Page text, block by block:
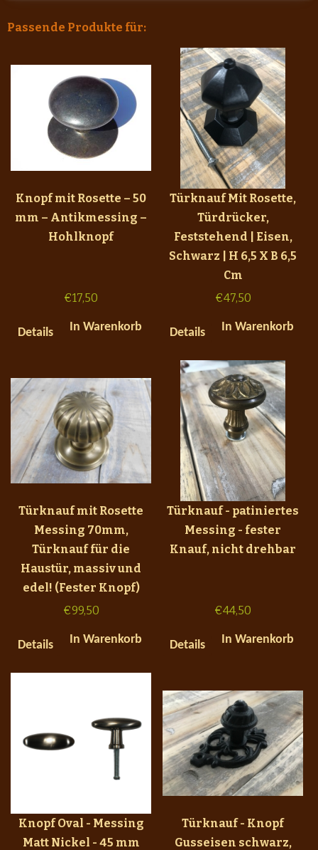
Passende Produkte für:
Knopf mit Rosette – 50
mm – Antikmessing –
Hohlknopf
€17,50
Details In Warenkorb
Türknauf Mit Rosette,
Türdrücker,
Feststehend | Eisen,
Schwarz | H 6,5 X B 6,5
Cm
€47,50
Details In Warenkorb
Türknauf mit Rosette
Messing 70mm,
Türknauf für die
Haustür, massiv und
edel! (Fester Knopf)
€99,50
Details In Warenkorb
Türknauf - patiniertes
Messing - fester
Knauf, nicht drehbar
€44,50
Details In Warenkorb
Knopf Oval - Messing
Matt Nickel - 45 mm
Türknauf - Knopf
Gusseisen schwarz,